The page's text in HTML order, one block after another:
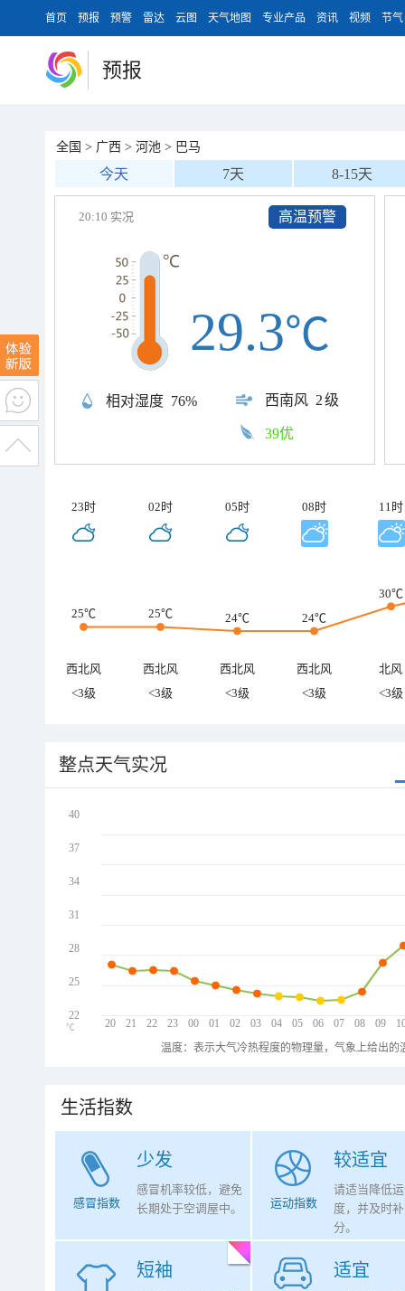
首页 预报 预警 雷达 云图 天气地图 专业产品 资讯 视频 节气
预报
全国 > 广西 > 河池 > 巴马
今天 7天 8-15天
20:10 实况
相对湿度 76% 西南风 2级
29.3℃
39优
高温预警
23时 02时 05时 08时 11时
25℃ 25℃ 24℃ 24℃
30℃
西北风 西北风 西北风 西北风
北风
<3级
<3级 <3级 <3级 <3级
整点天气实况
20 21 22 23 00 01 02 03 04 05 06 07 08 09
40
37
34
31
28
25
22
℃
温度：表示大气冷热程度的物理量，气象上给出
生活指数
少发
感冒指数
感冒机率较低，避免
长期处于空调屋中。
较适宜
运动指数
请适当降低
度，并及时
分。
短袖 适宜